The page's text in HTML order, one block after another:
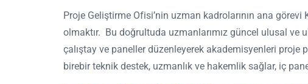
Proje Geliştirme Ofisi’nin uzman kadrolarının ana
olmaktır. Bu doğrultuda uzmanlarımız güncel ulusal ve
çalıştay ve paneller düzenleyerek akademisyenleri proje
birebir teknik destek, uzmanlık ve hakemlik sağlar, iç